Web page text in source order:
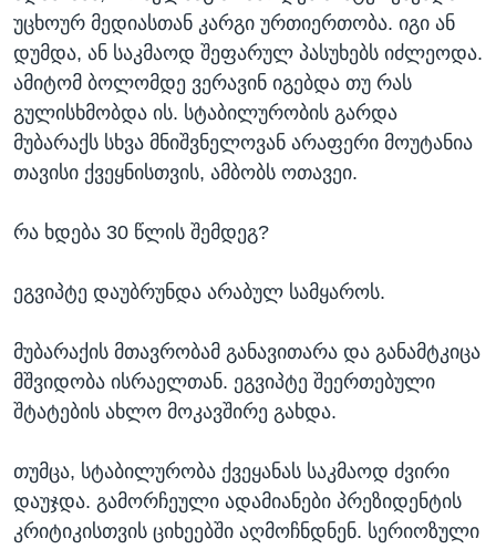
უცხოურ მედიასთან კარგი ურთიერთობა. იგი ან
დუმდა, ან საკმაოდ შეფარულ პასუხებს იძლეოდა.
ამიტომ ბოლომდე ვერავინ იგებდა თუ რას
გულისხმობდა ის. სტაბილურობის გარდა
მუბარაქს სხვა მნიშვნელოვან არაფერი მოუტანია
თავისი ქვეყნისთვის, ამბობს ოთავეი.
რა ხდება 30 წლის შემდეგ?
ეგვიპტე დაუბრუნდა არაბულ სამყაროს.
მუბარაქის მთავრობამ განავითარა და განამტკიცა
მშვიდობა ისრაელთან. ეგვიპტე შეერთებული
შტატების ახლო მოკავშირე გახდა.
თუმცა, სტაბილურობა ქვეყანას საკმაოდ ძვირი
დაუჯდა. გამორჩეული ადამიანები პრეზიდენტის
კრიტიკისთვის ციხეებში აღმოჩნდნენ. სერიოზული